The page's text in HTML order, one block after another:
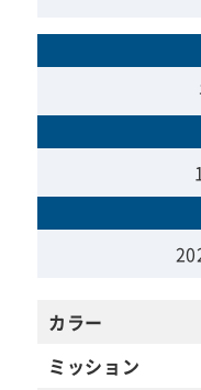
カラー
ミッション